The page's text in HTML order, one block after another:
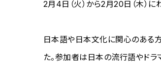
2月4日（火）から2月20日（木）
日本語や日本文化に関心のある
た。参加者は日本の流行語やド